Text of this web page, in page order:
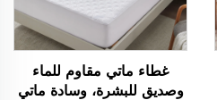
غطاء ماتي مقاوم للماء
وصديق للبشرة، وسادة ماتي